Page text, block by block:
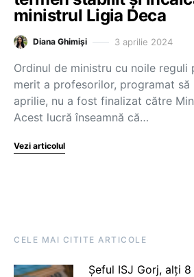
ministrul Ligia Deca
Diana Ghimiși 3 aprilie 2024
Ordinul de ministru cu noile reguli
merit a profesorilor, programat să
aprilie, nu a fost finalizat către
Acest lucră înseamnă că…
Vezi articolul
CELE MAI CITITE ARTICOLE
Șeful ISJ Gorj, alți